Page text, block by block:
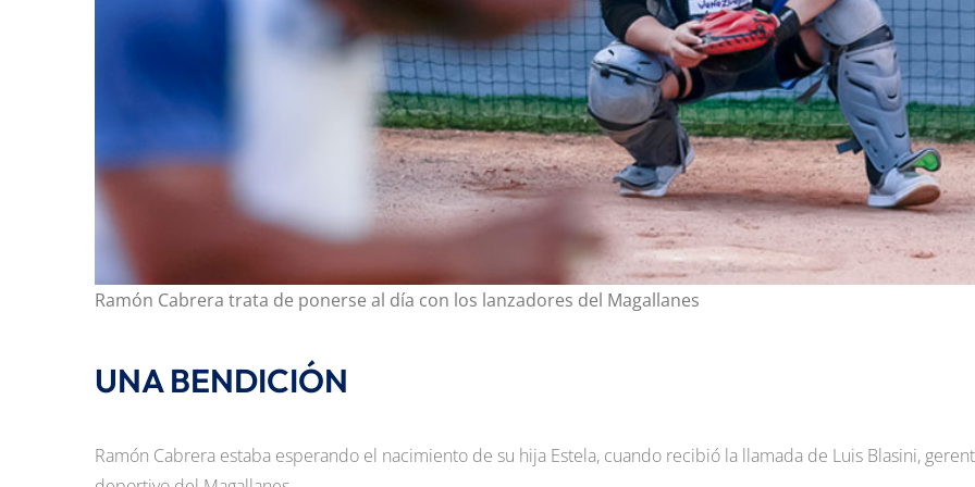
Ramón Cabrera trata de ponerse al día con los lanzadores del Magallanes
UNA BENDICIÓN
Ramón Cabrera estaba esperando el nacimiento de su hija Estela, cuando recibió la llamada de Luis Blasini,